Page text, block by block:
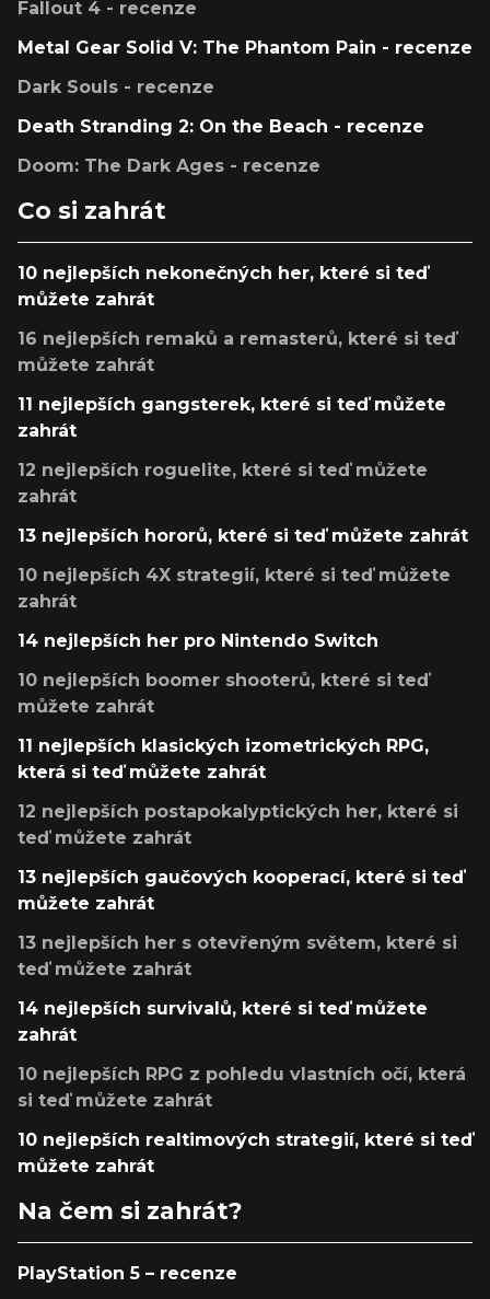
Fallout 4 - recenze
Metal Gear Solid V: The Phantom Pain - recenze
Dark Souls - recenze
Death Stranding 2: On the Beach - recenze
Doom: The Dark Ages - recenze
Co si zahrát
10 nejlepších nekonečných her, které si teď
můžete zahrát
16 nejlepších remaků a remasterů, které si teď
můžete zahrát
11 nejlepších gangsterek, které si teď můžete
zahrát
12 nejlepších roguelite, které si teď můžete
zahrát
13 nejlepších hororů, které si teď můžete zahrát
10 nejlepších 4X strategií, které si teď můžete
zahrát
14 nejlepších her pro Nintendo Switch
10 nejlepších boomer shooterů, které si teď
můžete zahrát
11 nejlepších klasických izometrických RPG,
která si teď můžete zahrát
12 nejlepších postapokalyptických her, které si
teď můžete zahrát
13 nejlepších gaučových kooperací, které si teď
můžete zahrát
13 nejlepších her s otevřeným světem, které si
teď můžete zahrát
14 nejlepších survivalů, které si teď můžete
zahrát
10 nejlepších RPG z pohledu vlastních očí, která
si teď můžete zahrát
10 nejlepších realtimových strategií, které si teď
můžete zahrát
Na čem si zahrát?
PlayStation 5 – recenze